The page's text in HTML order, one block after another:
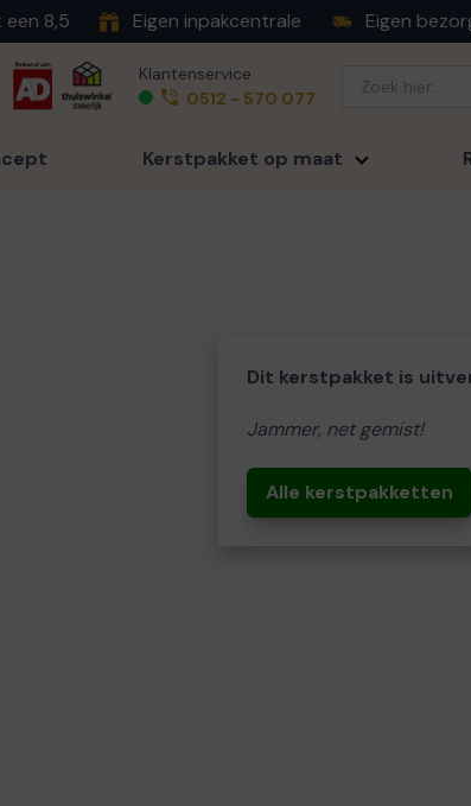
8,5 Eigen inpakcentrale Eigen
Klantenservice
0512 - 570 077
Kerstpakket op maat
Dit kerstpakket is
Jammer, net gemist!
Alle kerstpakketten